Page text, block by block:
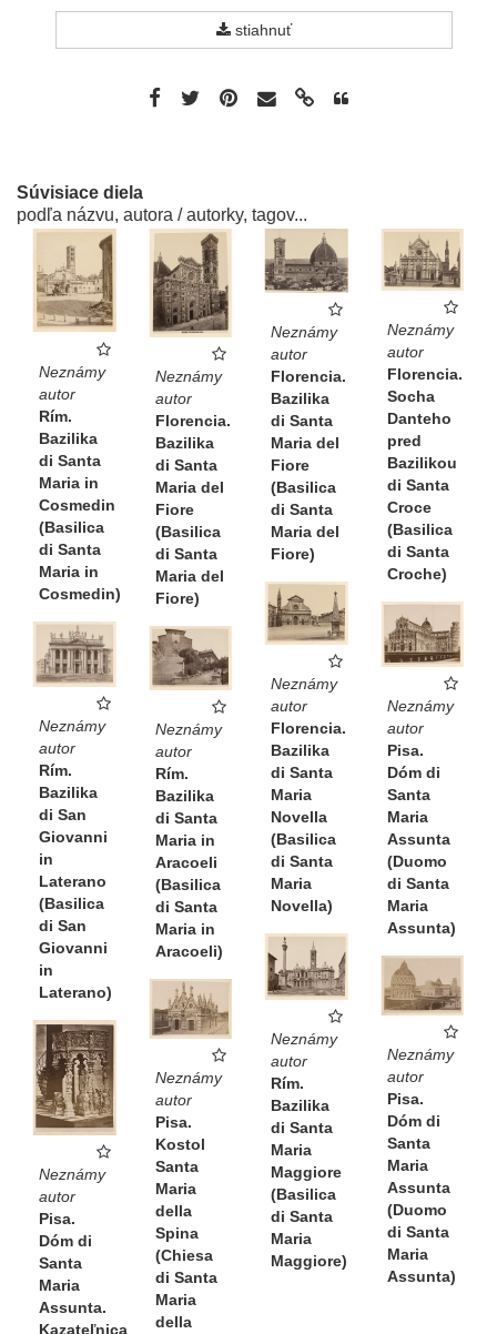
stiahnuť
Súvisiace diela
podľa názvu, autora / autorky, tagov...
Neznámy
autor
Rím.
Bazilika
di Santa
Maria in
Cosmedin
(Basilica
di Santa
Maria in
Cosmedin)
Neznámy
autor
Florencia.
Bazilika
di Santa
Maria del
Fiore
(Basilica
di Santa
Maria del
Fiore)
Neznámy
autor
Florencia.
Bazilika
di Santa
Maria del
Fiore
(Basilica
di Santa
Maria del
Fiore)
Neznámy
autor
Florencia.
Socha
Danteho
pred
Bazilikou
di Santa
Croce
(Basilica
di Santa
Croche)
Neznámy
autor
Florencia.
Bazilika
di Santa
Maria
Novella
(Basilica
di Santa
Maria
Novella)
Neznámy
autor
Pisa.
Dóm di
Santa
Maria
Assunta
(Duomo
di Santa
Maria
Assunta)
Neznámy
autor
Rím.
Bazilika
di San
Giovanni
in
Laterano
(Basilica
di San
Giovanni
in
Laterano)
Neznámy
autor
Rím.
Bazilika
di Santa
Maria in
Aracoeli
(Basilica
di Santa
Maria in
Aracoeli)
Neznámy
autor
Rím.
Bazilika
di Santa
Maria
Maggiore
(Basilica
di Santa
Maria
Maggiore)
Neznámy
autor
Pisa.
Dóm di
Santa
Maria
Assunta
(Duomo
di Santa
Maria
Assunta)
Neznámy
autor
Pisa.
Kostol
Santa
Maria
della
Spina
(Chiesa
di Santa
Maria
della
Neznámy
autor
Pisa.
Dóm di
Santa
Maria
Assunta.
Kazateľnica